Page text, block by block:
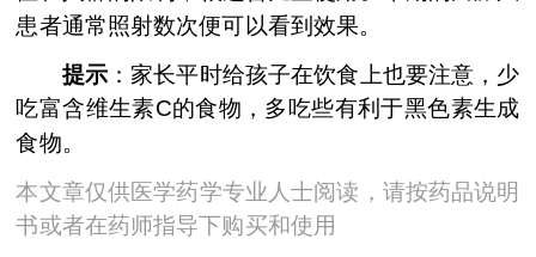
患者通常照射数次便可以看到效果。
提示 ：家长平时给孩子在饮食上也要注意，少
吃富含维生素C的食物，多吃些有利于黑色素生成
食物。
本文章仅供医学药学专业人士阅读，请按药品说明
书或者在药师指导下购买和使用